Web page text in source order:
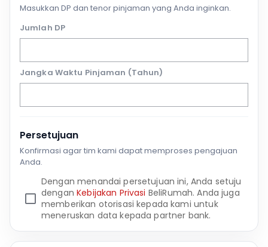
Masukkan DP dan tenor pinjaman yang Anda inginkan.
Jumlah DP
Jangka Waktu Pinjaman (Tahun)
Persetujuan
Konfirmasi agar tim kami dapat memproses pengajuan
Anda.
Dengan menandai persetujuan ini, Anda setuju
denganKebijakan Privasi BeliRumah. Anda juga
memberikan otorisasi kepada kami untuk
meneruskan data kepada partner bank.